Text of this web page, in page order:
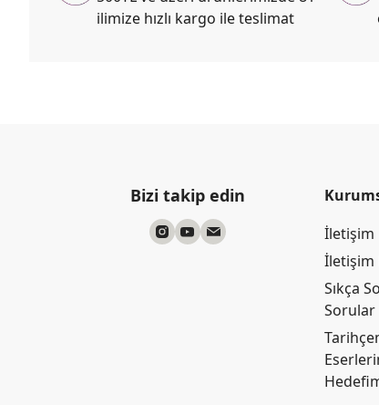
ilimize hızlı kargo ile teslimat
Bizi takip edin
İletişim
İletişim
Sıkça
Sorular